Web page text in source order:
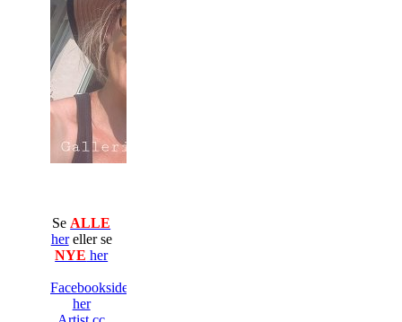
Se ALLE
hereller se
NYE her
Facebooksiden
her